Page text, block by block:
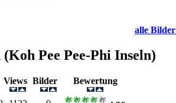
alle Bilder
Pee Pee-Phi Inseln)
Views Bilder
Bewertung